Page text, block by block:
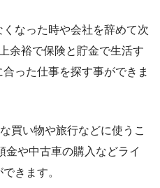
なった時や会社を辞めて次
余裕で保険と貯金で生活す
った仕事を探す事ができま
買い物や旅行などに使うこ
金や中古車の購入などライ
きます。